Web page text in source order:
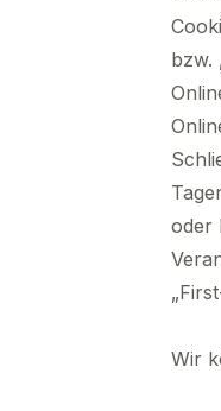
bzw.
oder
Wir